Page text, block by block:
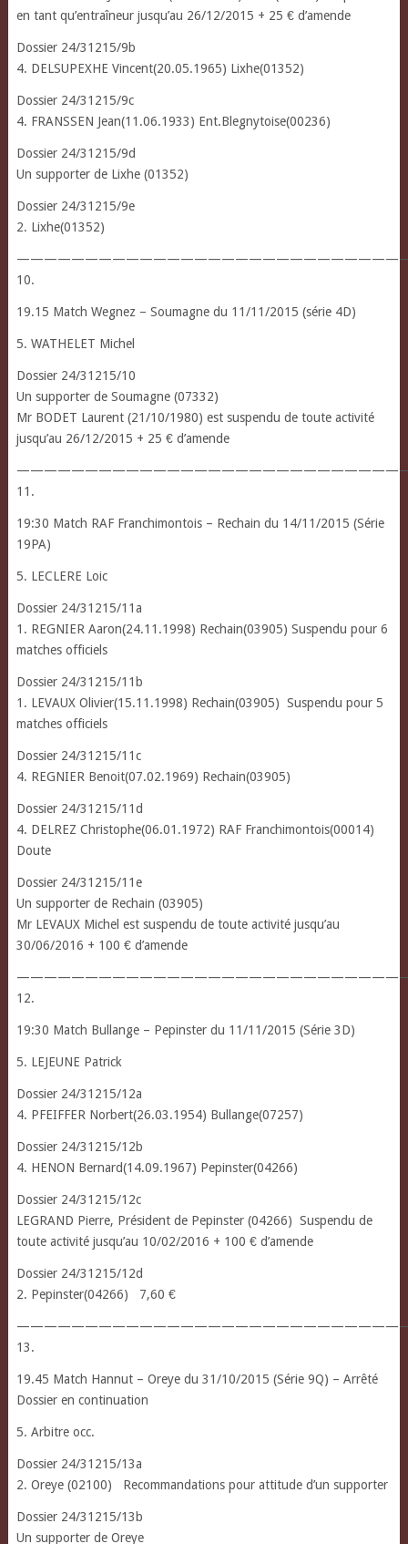
en tant qu’entraîneur jusqu’au 26/12/2015 + 25 € d’amende
Dossier 24/31215/9b
4. DELSUPEXHE Vincent(20.05.1965) Lixhe(01352)
Dossier 24/31215/9c
4. FRANSSEN Jean(11.06.1933) Ent.Blegnytoise(00236)
Dossier 24/31215/9d
Un supporter de Lixhe (01352)
Dossier 24/31215/9e
2. Lixhe(01352)
10.
19.15 Match Wegnez – Soumagne du 11/11/2015 (série 4D)
5. WATHELET Michel
Dossier 24/31215/10
Un supporter de Soumagne (07332)
Mr BODET Laurent (21/10/1980) est suspendu de toute activité
jusqu’au 26/12/2015 + 25 € d’amende
11.
19:30 Match RAF Franchimontois – Rechain du 14/11/2015 (Série
19PA)
5. LECLERE Loic
Dossier 24/31215/11a
1. REGNIER Aaron(24.11.1998) Rechain(03905) Suspendu pour 6
matches officiels
Dossier 24/31215/11b
1. LEVAUX Olivier(15.11.1998) Rechain(03905) Suspendu pour 5
matches officiels
Dossier 24/31215/11c
4. REGNIER Benoit(07.02.1969) Rechain(03905)
Dossier 24/31215/11d
4. DELREZ Christophe(06.01.1972) RAF Franchimontois(00014)
Doute
Dossier 24/31215/11e
Un supporter de Rechain (03905)
Mr LEVAUX Michel est suspendu de toute activité jusqu’au
30/06/2016 + 100 € d’amende
12.
19:30 Match Bullange – Pepinster du 11/11/2015 (Série 3D)
5. LEJEUNE Patrick
Dossier 24/31215/12a
4. PFEIFFER Norbert(26.03.1954) Bullange(07257)
Dossier 24/31215/12b
4. HENON Bernard(14.09.1967) Pepinster(04266)
Dossier 24/31215/12c
LEGRAND Pierre, Président de Pepinster (04266) Suspendu de
toute activité jusqu’au 10/02/2016 + 100 € d’amende
Dossier 24/31215/12d
2. Pepinster(04266) 7,60 €
13.
19.45 Match Hannut – Oreye du 31/10/2015 (Série 9Q) – Arrêté
Dossier en continuation
5. Arbitre occ.
Dossier 24/31215/13a
2. Oreye (02100) Recommandations pour attitude d’un supporter
Dossier 24/31215/13b
Un supporter de Oreye